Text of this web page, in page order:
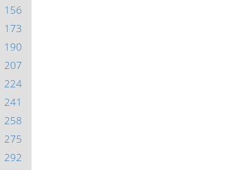
156
173
190
207
224
241
258
275
292